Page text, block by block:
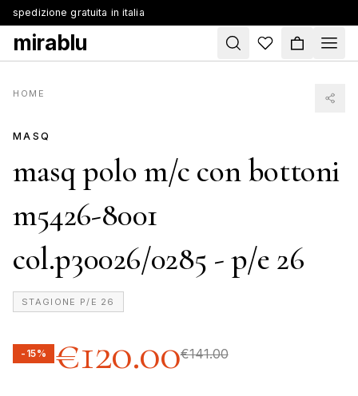
spedizione gratuita in italia
mirablu
HOME
MASQ
masq polo m/c con bottoni
m5426-8001
col.p30026/0285 - p/e 26
STAGIONE P/E 26
-15% €120.00€141.00